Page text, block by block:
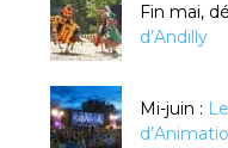
Fin mai,
d’Andilly
Mi-juin :